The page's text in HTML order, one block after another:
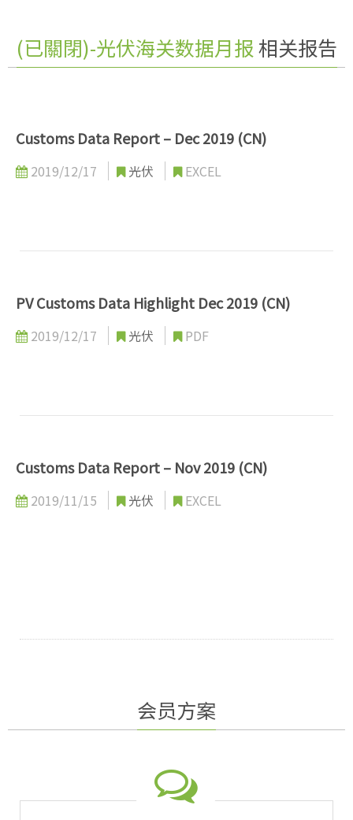
(已關閉)-光伏海关数据月报相关报告
Customs Data Report – Dec 2019 (CN)
2019/12/17 光伏 EXCEL
PV Customs Data Highlight Dec 2019 (CN)
2019/12/17 光伏 PDF
Customs Data Report – Nov 2019 (CN)
2019/11/15 光伏 EXCEL
会员方案